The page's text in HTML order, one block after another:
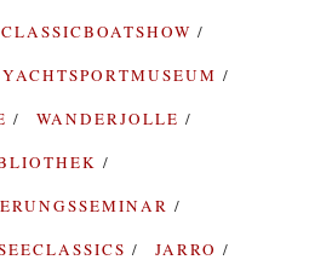
YACHTSPORTMUSEUM
WANDERJOLLE
JARRO